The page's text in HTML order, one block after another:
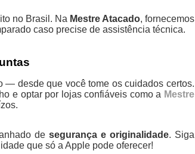
no Brasil. Na Mestre Atacado, fornecemos
caso precise de assistência técnica.
— desde que você tome os cuidados certos.
e optar por lojas confiáveis como a Mestre
de segurança e originalidade. Siga
que só a Apple pode oferecer!